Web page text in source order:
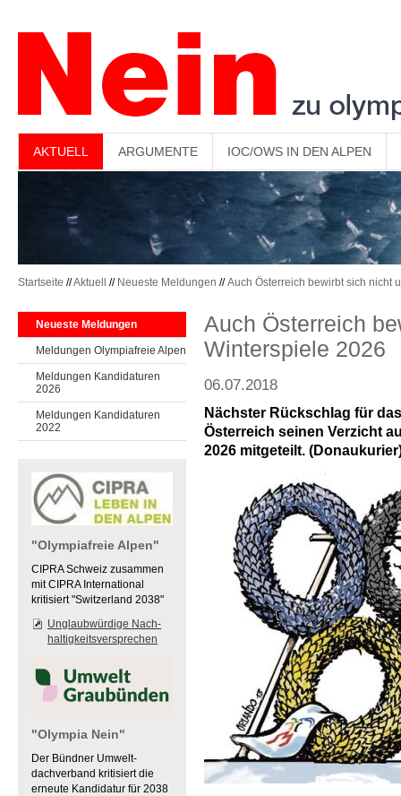
AKTUELL ARGUMENTE IOC/OWS IN DEN ALPEN
Startseite //Aktuell // Neueste Meldungen //Auch Österreich bewirbt sich nicht
Neueste Meldungen
Meldungen Olympiafreie Alpen
Meldungen Kandidaturen
2026
Meldungen Kandidaturen
2022
"Olympiafreie Alpen"
CIPRA Schweiz zusammen
mit CIPRA International
kritisiert "Switzerland 2038"
Unglaubwürdige Nach-
haltigkeitsversprechen
"Olympia Nein"
Der Bündner Umwelt-
dachverband kritisiert die
erneute Kandidatur für 2038
Auch Österreich
Winterspiele 2026
06.07.2018
Nächster Rückschlag für
Österreich seinen Verzicht
2026 mitgeteilt.